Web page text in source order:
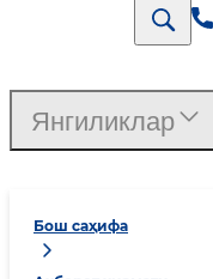
Бош саҳифа
Янгиликлар